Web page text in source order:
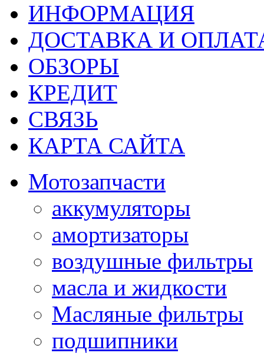
ИНФОРМАЦИЯ
ДОСТАВКА И
ОБЗОРЫ
КРЕДИТ
СВЯЗЬ
КАРТА САЙТА
Мотозапчасти
аккумуляторы
амортизаторы
воздушные фильтры
масла и жидкости
Масляные фильтры
подшипники